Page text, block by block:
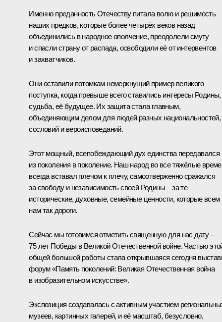
Именно преданность Отечеству питала волю и решимость
наших предков, которые более четырёх веков назад
объединились в народное ополчение, преодолели смуту
и спасли страну от распада, освободили её от интервентов
и захватчиков.
Они оставили потомкам немеркнущий пример великого
поступка, когда превыше всего ставились интересы
судьба, её будущее. Их защита стала главным,
объединяющим делом для людей разных национальностей,
сословий и вероисповеданий.
Этот мощный, всепобеждающий дух единства передавался
из поколения в поколение. Наш народ во все тяжёлые
всегда вставал плечом к плечу, самоотверженно сражался
за свободу и независимость своей Родины – за те
исторические, духовные, семейные ценности, которые всем
нам так дороги.
Сейчас мы готовимся отметить священную для нас дату –
75 лет Победы в Великой Отечественной войне. Частью
общей большой работы стала открывшаяся сегодня
форум «Память поколений: Великая Отечественная война
в изобразительном искусстве».
Экспозиция создавалась с активным участием
музеев, картинных галерей, и её масштаб, безусловно,